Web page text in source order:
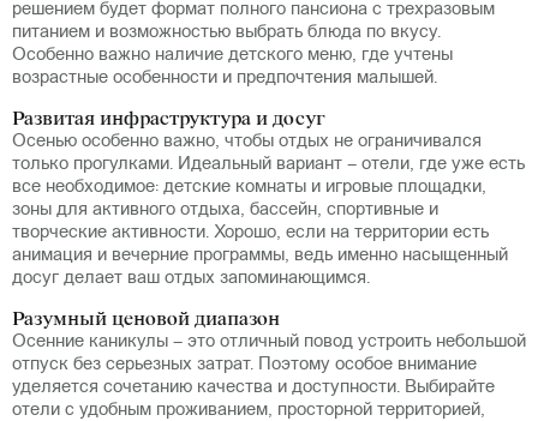
решением будет формат полного пансиона с трехразовым
питанием и возможностью выбрать блюда по вкусу.
Особенно важно наличие детского меню, где учтены
возрастные особенности и предпочтения малышей.
Развитая инфраструктура и досуг
Осенью особенно важно, чтобы отдых не ограничивался
только прогулками. Идеальный вариант – отели, где уже есть
все необходимое: детские комнаты и игровые площадки,
зоны для активного отдыха, бассейн, спортивные и
творческие активности. Хорошо, если на территории есть
анимация и вечерние программы, ведь именно насыщенный
досуг делает ваш отдых запоминающимся.
Разумный ценовой диапазон
Осенние каникулы – это отличный повод устроить небольшой
отпуск без серьезных затрат. Поэтому особое внимание
уделяется сочетанию качества и доступности. Выбирайте
отели с удобным проживанием, просторной территорией,